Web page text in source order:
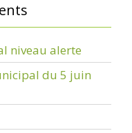
niveau alerte
du 5 juin